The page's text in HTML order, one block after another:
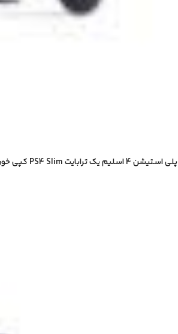
پلی استیشن 4 اسلیم یک ترابایت PS4 Slim کپی خور (کار کرده – دست دوم)